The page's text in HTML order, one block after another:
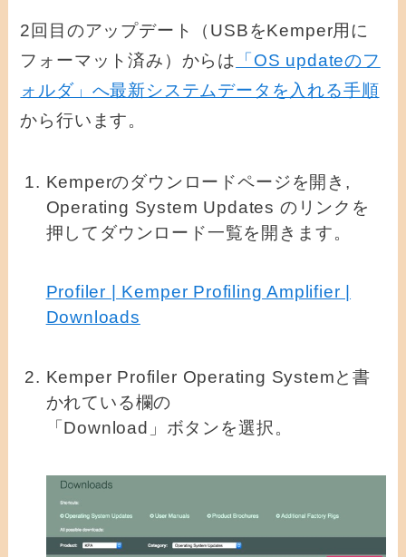
2回目のアップデート（USBをKemper用に
フォーマット済み）からは 「OS updateのフ
ォルダ」へ最新システムデータを入れる手順
から行います。
Kemperのダウンロードページを開き,
Operating System Updates のリンクを
押してダウンロード一覧を開きます。
Profiler | Kemper Profiling Amplifier |
Downloads
Kemper Profiler Operating Systemと書
かれている欄の
「Download」ボタンを選択。